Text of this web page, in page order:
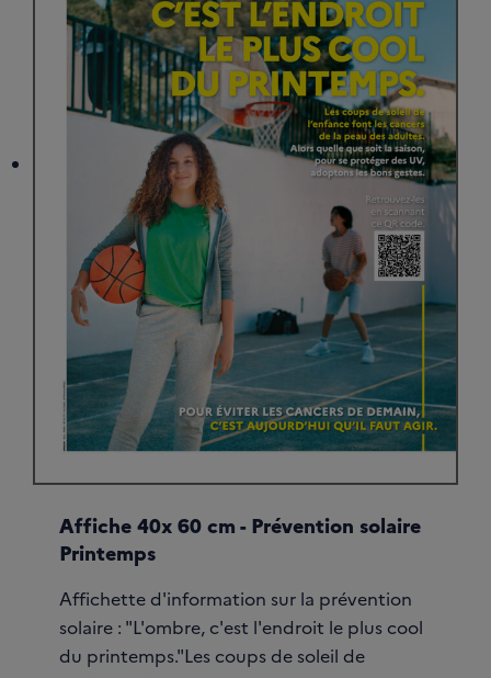
Affiche 40x 60 cm - Prévention solaire
Printemps
Affichette d'information sur la prévention
solaire : "L'ombre, c'est l'endroit le plus cool
du printemps."Les coups de soleil de